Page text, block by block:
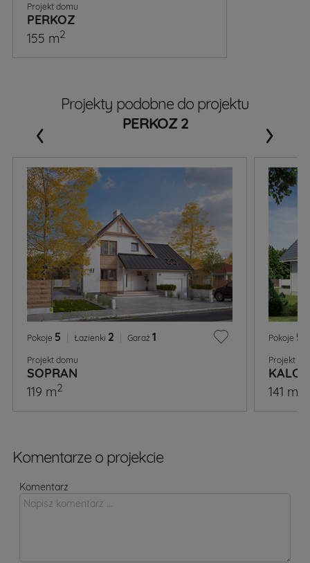
Projekt domu
PERKOZ
155 m2
Projekty podobne do projektu
PERKOZ 2
Pokoje 5 Łazienki 2 Garaż 1
Projekt domu
SOPRAN
119 m2
Pokoje 5
Projekt
141 m
‹ ›
Komentarze o projekcie
Komentarz